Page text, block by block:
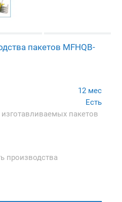
пакетов MFHQB-
12 мес
Есть
пакетов
производства